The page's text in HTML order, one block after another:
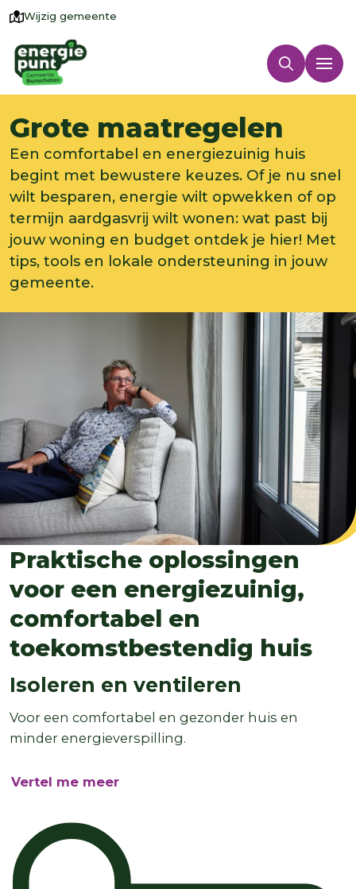
Wijzig gemeente
Grote maatregelen
Een comfortabel en energiezuinig huis
begint met bewustere keuzes. Of je nu snel
wilt besparen, energie wilt opwekken of op
termijn aardgasvrij wilt wonen: wat past bij
jouw woning en budget ontdek je hier! Met
tips, tools en lokale ondersteuning in jouw
gemeente.
Praktische oplossingen
voor een energiezuinig,
comfortabel en
toekomstbestendig huis
Isoleren en ventileren
Voor een comfortabel en gezonder huis en
minder energieverspilling.
Vertel me meer